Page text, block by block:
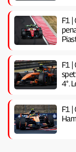
F1 |
F1 |
4°.
F1 |